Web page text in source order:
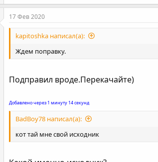
17 Фев 2020
kapitoshka написал(а):
Ждем поправку.
Подправил вроде.Перекачайте)
Добавлено через 1 минуту 14 секунд
BadBoy78 написал(а):
кот тай мне свой исходник